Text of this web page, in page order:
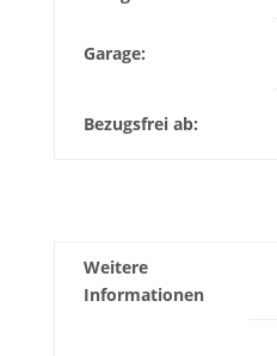
Garage:
Bezugsfrei ab:
Weitere
Informationen